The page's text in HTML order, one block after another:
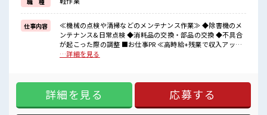
■職場の雰囲気
派手すぎなければ多少のヘアカラーもOKなのはウレシイPoint☆
未経験でも分かるように上司が熱意をもってサポートしてくれます
♪
周囲にはコンビニや娯楽施設もあり♪
仕事内容
≪機械の点検や清掃などのメンテナンス作業≫ ◆除害機のメ
ンテナンス&日常点検 ◆消耗品の交換・部品の交換 ◆不具合
が起こった際の調整 ■お仕事PR ≪高時給+残業で収入アップ
≫ ほどよく稼げて3日働いたら3日お休みなのでしっかり体を
イチからスキルUP・ステップUP目指していきましょう！ ≪
施設が充実している≫ 夜勤でも食堂が利用できいつでもあっ
たかいご飯が食べれる♪ 施設内にコンビニも設備されている
ので便利です♪ ■職場の雰囲気 派手すぎなければ多少のヘア
…詳細を見る
詳細を見る 応募する